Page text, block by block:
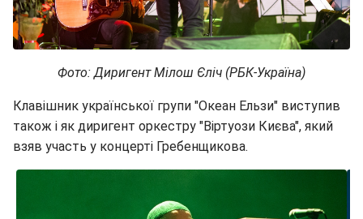
Фото: Диригент Мілош Єліч (РБК-Україна)
Клавішник української групи "Океан Ельзи" виступив
також і як диригент оркестру "Віртуози Києва", який
взяв участь у концерті Гребенщикова.